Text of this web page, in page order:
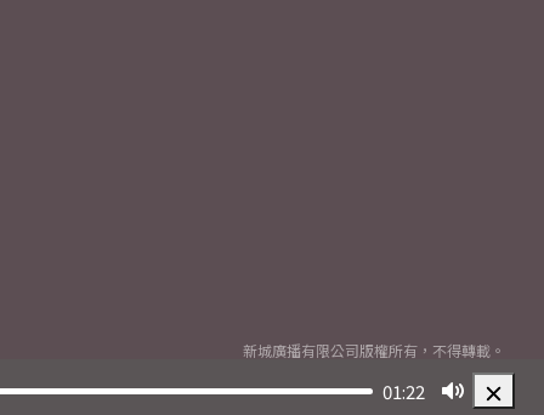
01:22
新城廣播有限公司版權所有，不得轉載。
2026© Metro Broadcast Corporation Limited. All rights reserved.